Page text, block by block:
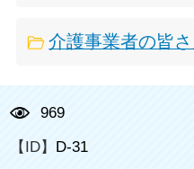
介護事業者の皆
969
【ID】 D-31